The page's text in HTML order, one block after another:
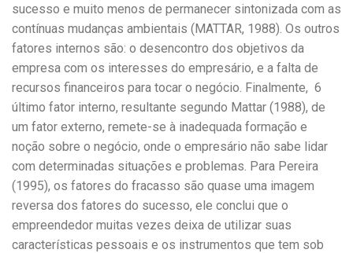
sucesso e muito menos de permanecer sintonizada com as
contínuas mudanças ambientais (MATTAR, 1988). Os outros
fatores internos são: o desencontro dos objetivos da
empresa com os interesses do empresário, e a falta de
recursos financeiros para tocar o negócio. Finalmente, 6
último fator interno, resultante segundo Mattar (1988), de
um fator externo, remete-se à inadequada formação e
noção sobre o negócio, onde o empresário não sabe lidar
com determinadas situações e problemas. Para Pereira
(1995), os fatores do fracasso são quase uma imagem
reversa dos fatores do sucesso, ele conclui que o
empreendedor muitas vezes deixa de utilizar suas
características pessoais e os instrumentos que tem sob